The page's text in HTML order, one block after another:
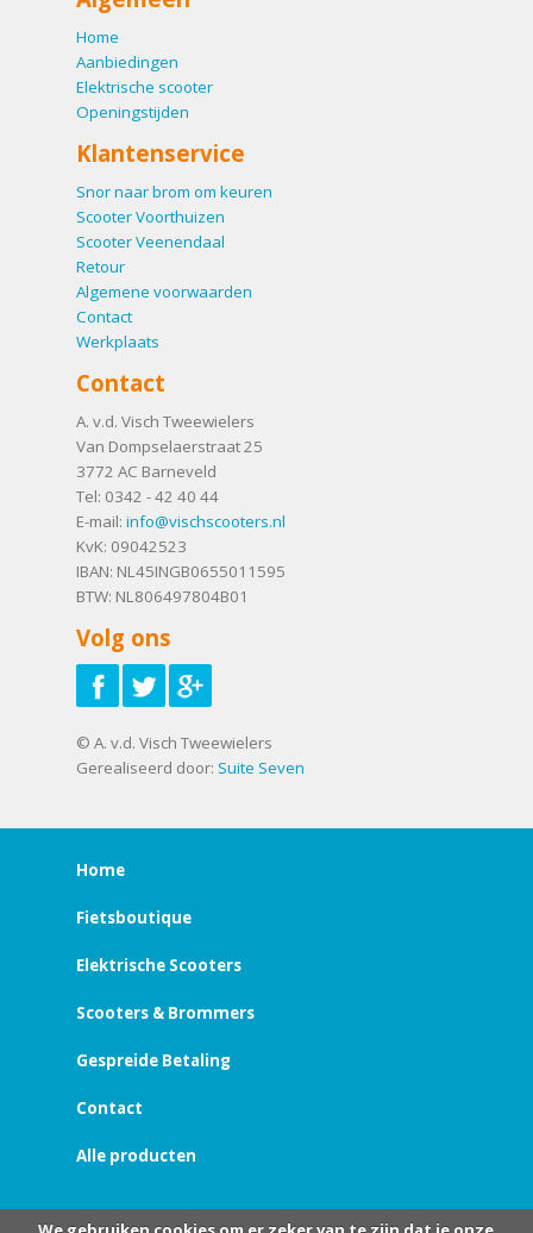
Home
Aanbiedingen
Elektrische scooter
Openingstijden
Klantenservice
Snor naar brom om keuren
Scooter Voorthuizen
Scooter Veenendaal
Retour
Algemene voorwaarden
Contact
Werkplaats
Contact
A. v.d. Visch Tweewielers
Van Dompselaerstraat 25
3772 AC Barneveld
Tel: 0342 - 42 40 44
E-mail: info@vischscooters.nl
KvK: 09042523
IBAN: NL45INGB0655011595
BTW: NL806497804B01
Volg ons
© A. v.d. Visch Tweewielers
Gerealiseerd door: Suite Seven
Home
Fietsboutique
Elektrische Scooters
Scooters & Brommers
Gespreide Betaling
Contact
Alle producten